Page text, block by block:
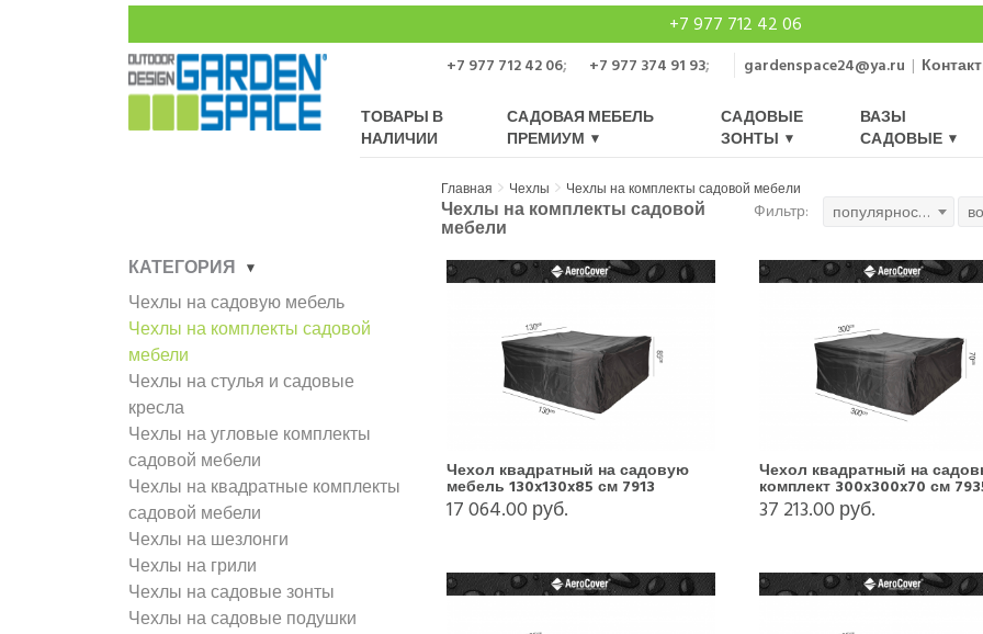
+7 977 712 42 06
+7 977 712 42 06; +7 977 374 91 93; gardenspace24@ya.ru |
ТОВАРЫ В
НАЛИЧИИ
САДОВАЯ МЕБЕЛЬ
ПРЕМИУМ
САДОВЫЕ
ЗОНТЫ
ВАЗЫ
САДОВЫЕ
Главная Чехлы Чехлы на комплекты садовой мебели
Чехлы на комплекты садовой
мебели
Фильтр: популярность
КАТЕГОРИЯ
Чехлы на садовую мебель
Чехлы на комплекты садовой
мебели
Чехлы на стулья и садовые
кресла
Чехлы на угловые комплекты
садовой мебели
Чехлы на квадратные комплекты
садовой мебели
Чехлы на шезлонги
Чехлы на грили
Чехлы на садовые зонты
Чехлы на садовые подушки
Чехол квадратный на садовую
мебель 130x130x85 см 7913
17 064.00 руб.
Чехол квадратный на
комплект 300x300x70 см
37 213.00 руб.